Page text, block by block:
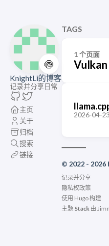
🍥
KnightLi的博客
记录并分享日常
主页
关于
归档
搜索
链接
TAGS
1 个页面
Vulkan
2026-04-23
© 2022 - 2026
记录并分享
隐私权政策
使用 Hugo构建
主题 Stack 由